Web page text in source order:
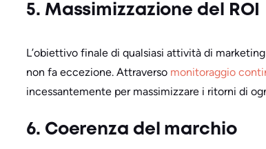
5. Massimizzazione del ROI
L’obiettivo finale di qualsiasi attività di
non fa eccezione. Attraverso monitoraggio
incessantemente per massimizzare i ritorni di
6. Coerenza del marchio